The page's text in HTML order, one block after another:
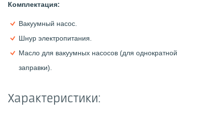
Комплектация:
Вакуумный насос.
Шнур электропитания.
Масло для вакуумных насосов (для однократной
заправки).
Характеристики: